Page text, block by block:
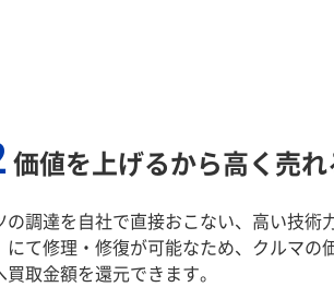
価値を上げるから高く売れ
の調達を自社で直接おこない、高い技術
にて修理・修復が可能なため、クルマの
買取金額を還元できます。